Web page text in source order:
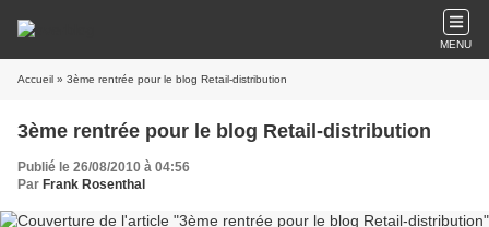
MENU
Accueil » 3ème rentrée pour le blog Retail-distribution
3ème rentrée pour le blog Retail-distribution
Publié le 26/08/2010 à 04:56
Par Frank Rosenthal